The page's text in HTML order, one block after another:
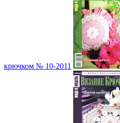
крючком № 10-2011